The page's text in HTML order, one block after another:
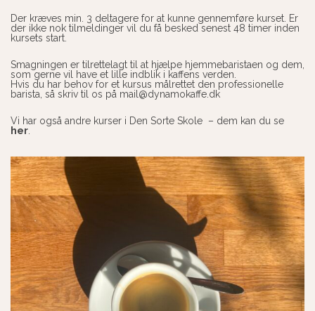
Der kræves min. 3 deltagere for at kunne gennemføre kurset. Er
der ikke nok tilmeldinger vil du få besked senest 48 timer inden
kursets start.
Smagningen er tilrettelagt til at hjælpe hjemmebaristaen og dem,
som gerne vil have et lille indblik i kaffens verden.
Hvis du har behov for et kursus målrettet den professionelle
barista, så skriv til os på mail@dynamokaffe.dk
Vi har også andre kurser i Den Sorte Skole – dem kan du se
her.